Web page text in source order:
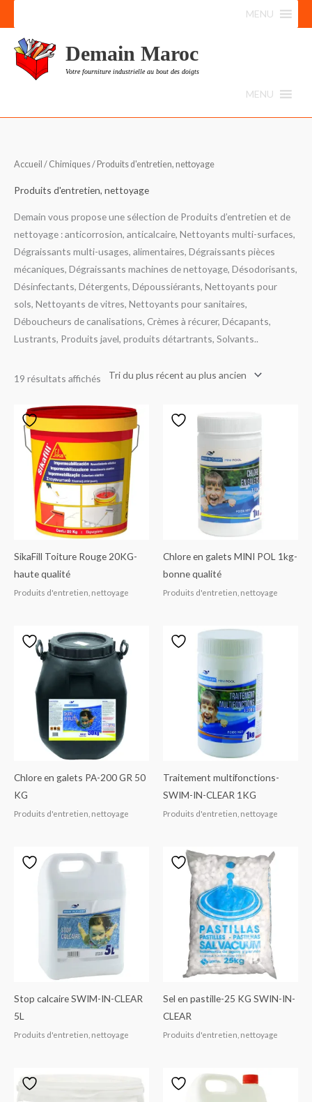
au
contenu
MENU
Demain Maroc
Votre fourniture industrielle au bout des doigts
MENU
Accueil / Chimiques/ Produits d'entretien, nettoyage
Produits d'entretien, nettoyage
Demain vous propose une sélection de Produits d’entretien et de
nettoyage : anticorrosion, anticalcaire, Nettoyants multi-surfaces,
Dégraissants multi-usages, alimentaires, Dégraissants pièces
mécaniques, Dégraissants machines de nettoyage, Désodorisants,
Désinfectants, Détergents, Dépoussiérants, Nettoyants pour
sols, Nettoyants de vitres, Nettoyants pour sanitaires,
Déboucheurs de canalisations, Crèmes à récurer, Décapants,
Lustrants, Produits javel, produits détartrants, Solvants..
19 résultats affichés
Trié
du
récent
au
ancien
SikaFill Toiture Rouge 20KG-
haute qualité
Produits d'entretien, nettoyage
Chlore en galets MINI POL 1kg-
bonne qualité
Produits d'entretien, nettoyage
Chlore en galets PA-200 GR 50
KG
Produits d'entretien, nettoyage
Traitement multifonctions-
SWIM-IN-CLEAR 1KG
Produits d'entretien, nettoyage
Stop calcaire SWIM-IN-CLEAR
5L
Produits d'entretien, nettoyage
Sel en pastille-25 KG SWIN-IN-
CLEAR
Produits d'entretien, nettoyage